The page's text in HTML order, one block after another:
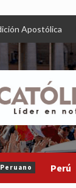
Apostólica
Peruano Perú